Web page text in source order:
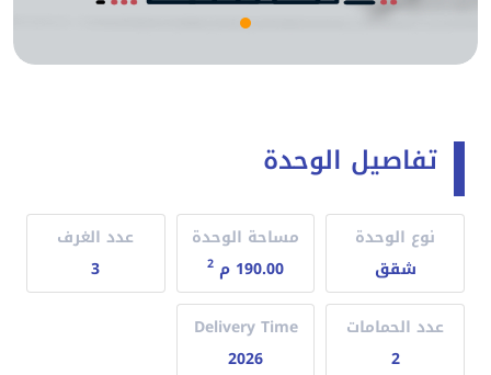
تفاصيل الوحدة
نوع الوحدة
شقق
مساحة الوحدة
190.00 م
2
عدد الغرف
3
عدد الحمامات
2
Delivery Time
2026